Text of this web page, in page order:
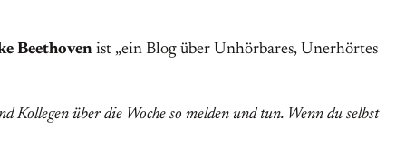
Beethoven ist „ein Blog über Unhörbares, Unerhörtes
Kollegen über die Woche so melden und tun. Wenn du selbst